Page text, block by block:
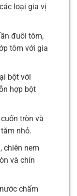
loại gia vị
đuôi tôm,
tôm với gia
bột với
hợp bột
tròn và
nhỏ.
chiên nem
và chín
chấm